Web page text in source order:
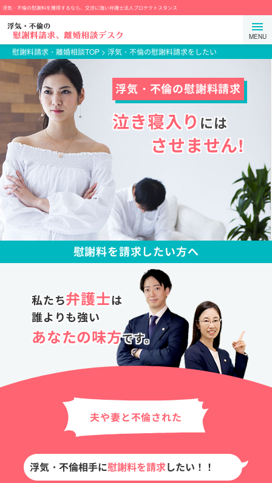
コ
ン
ツ
ま
プ
浮気・不倫の慰謝料を獲得するなら、交渉に強い弁護士法人プロテクトスタンス
弁
法
人
ク
ト
ス
タ
ン
メ
ニ
ュ
慰謝料請求・離婚相談TOP> 浮気・不倫の慰謝料請求をしたい
浮気・不倫の慰謝料請求
泣き寝入りには
させません!
慰謝料を請求したい方へ
私たち弁護士は
誰よりも強い
あなたの味方です。
夫や妻と不倫された
浮気・不倫相手に慰謝料を請求したい！！